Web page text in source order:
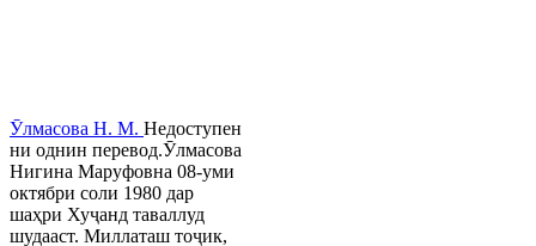
Ӯлмасова Н. М. Недоступен
ни однин перевод.Ӯлмасова
Нигина Маруфовна 08-уми
октябри соли 1980 дар
шаҳри Хуҷанд таваллуд
шудааст. Миллаташ тоҷик,